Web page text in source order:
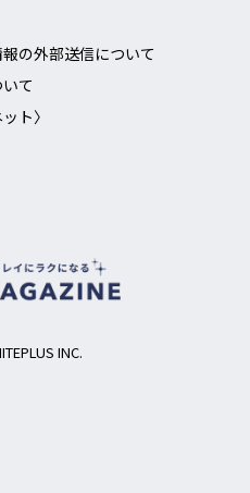
の外部送信について
て
ト〉
INC.